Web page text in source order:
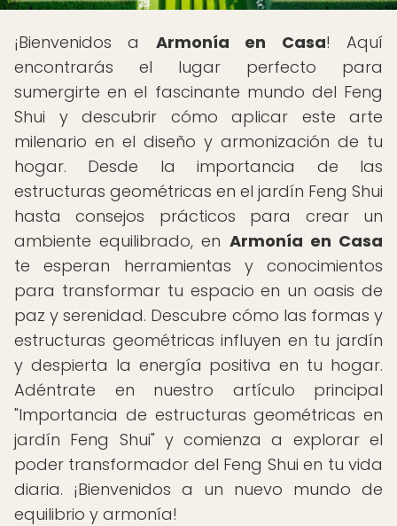
¡Bienvenidos a Armonía en Casa! Aquí
encontrarás el lugar perfecto para
sumergirte en el fascinante mundo del Feng
Shui y descubrir cómo aplicar este arte
milenario en el diseño y armonización de tu
hogar. Desde la importancia de las
estructuras geométricas en el jardín Feng Shui
hasta consejos prácticos para crear un
ambiente equilibrado, en Armonía en Casa
te esperan herramientas y conocimientos
para transformar tu espacio en un oasis de
paz y serenidad. Descubre cómo las formas y
estructuras geométricas influyen en tu jardín
y despierta la energía positiva en tu hogar.
Adéntrate en nuestro artículo principal
"Importancia de estructuras geométricas en
jardín Feng Shui" y comienza a explorar el
poder transformador del Feng Shui en tu vida
diaria. ¡Bienvenidos a un nuevo mundo de
equilibrio y armonía!